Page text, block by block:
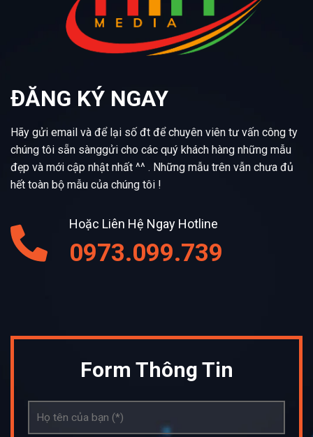
ĐĂNG KÝ NGAY
Hãy gửi email và để lại số đt để chuyên viên tư vấn công ty
chúng tôi sẵn sànggửi cho các quý khách hàng những mẫu
đẹp và mới cập nhật nhất ^^ . Những mẫu trên vẫn chưa đủ
hết toàn bộ mẫu của chúng tôi !
Hoặc Liên Hệ Ngay Hotline
0973.099.739
Form Thông Tin